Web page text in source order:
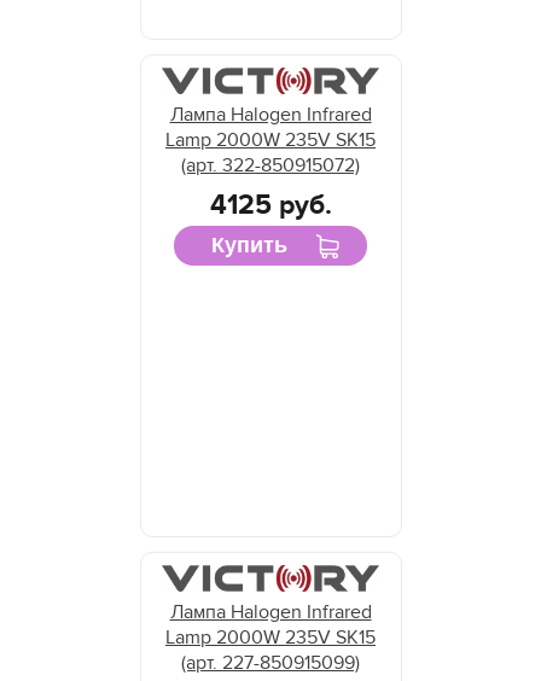
Лампа Halogen Infrared
Lamp 2000W 235V SK15
(арт. 322-850915072)
4125 руб.
Купить
Лампа Halogen Infrared
Lamp 2000W 235V SK15
(арт. 227-850915099)